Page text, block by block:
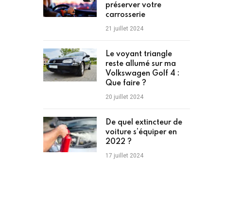
préserver votre
carrosserie
21 juillet 2024
Le voyant triangle
reste allumé sur ma
Volkswagen Golf 4 :
Que faire ?
20 juillet 2024
De quel extincteur de
voiture s’équiper en
2022 ?
17 juillet 2024